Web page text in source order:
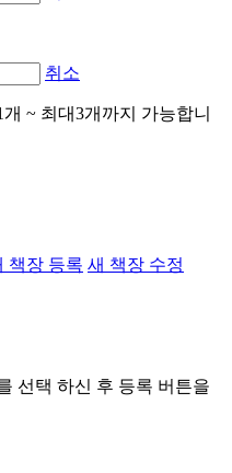
취소
~ 최대3개까지 가능합니
책장 등록 새 책장 수정
선택 하신 후 등록 버튼을